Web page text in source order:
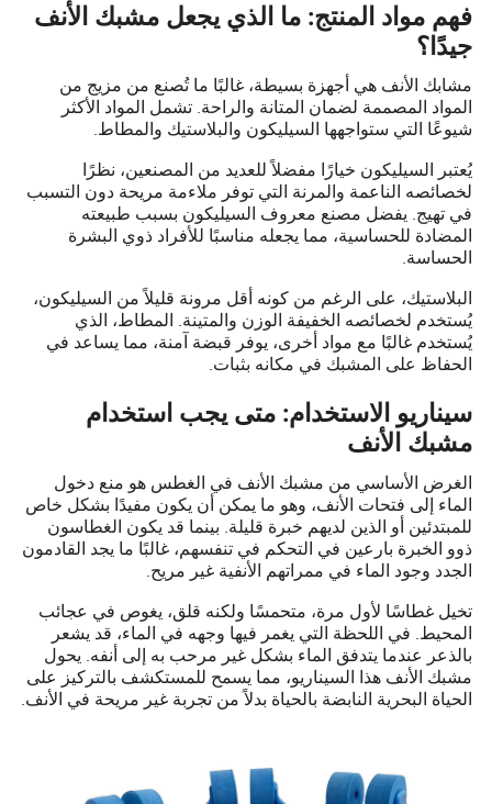
فهم مواد المنتج: ما الذي يجعل مشبك الأنف
جيدًا؟
مشابك الأنف هي أجهزة بسيطة، غالبًا ما تُصنع من مزيج من
المواد المصممة لضمان المتانة والراحة. تشمل المواد الأكثر
شيوعًا التي ستواجهها السيليكون والبلاستيك والمطاط.
يُعتبر السيليكون خيارًا مفضلاً للعديد من المصنعين، نظرًا
لخصائصه الناعمة والمرنة التي توفر ملاءمة مريحة دون التسبب
في تهيج. يفضل مصنع معروف السيليكون بسبب طبيعته
المضادة للحساسية، مما يجعله مناسبًا للأفراد ذوي البشرة
الحساسة.
البلاستيك، على الرغم من كونه أقل مرونة قليلاً من السيليكون،
يُستخدم لخصائصه الخفيفة الوزن والمتينة. المطاط، الذي
يُستخدم غالبًا مع مواد أخرى، يوفر قبضة آمنة، مما يساعد في
الحفاظ على المشبك في مكانه بثبات.
سيناريو الاستخدام: متى يجب استخدام
مشبك الأنف
الغرض الأساسي من مشبك الأنف في الغطس هو منع دخول
الماء إلى فتحات الأنف، وهو ما يمكن أن يكون مفيدًا بشكل خاص
للمبتدئين أو الذين لديهم خبرة قليلة. بينما قد يكون الغطاسون
ذوو الخبرة بارعين في التحكم في تنفسهم، غالبًا ما يجد القادمون
الجدد وجود الماء في ممراتهم الأنفية غير مريح.
تخيل غطاسًا لأول مرة، متحمسًا ولكنه قلق، يغوص في عجائب
المحيط. في اللحظة التي يغمر فيها وجهه في الماء، قد يشعر
بالذعر عندما يتدفق الماء بشكل غير مرحب به إلى أنفه. يحول
مشبك الأنف هذا السيناريو، مما يسمح للمستكشف بالتركيز على
الحياة البحرية النابضة بالحياة بدلاً من تجربة غير مريحة في الأنف.